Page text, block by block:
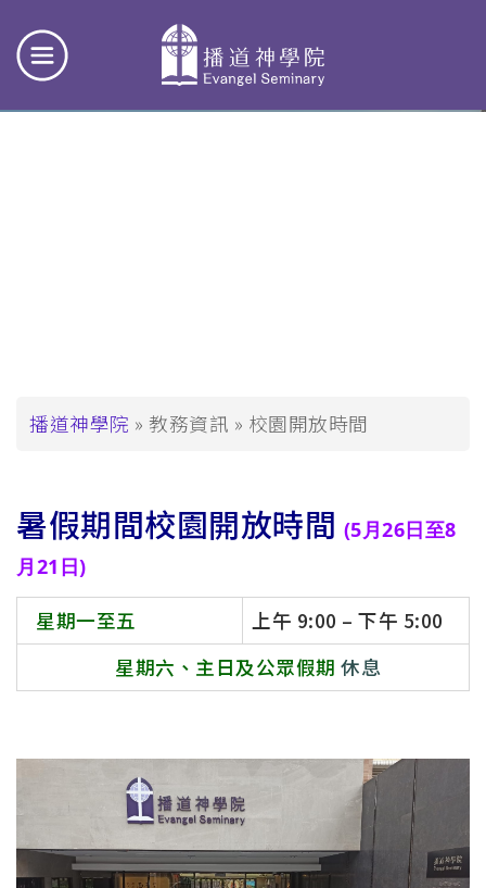
導
連
結
播道神學院 教務資訊 校園開放時間
暑假期間校園開放時間 (5月26日至8
月21日)
星期一至五
上午 9:00 – 下午 5:00
星期六、主日及公眾假期 休息